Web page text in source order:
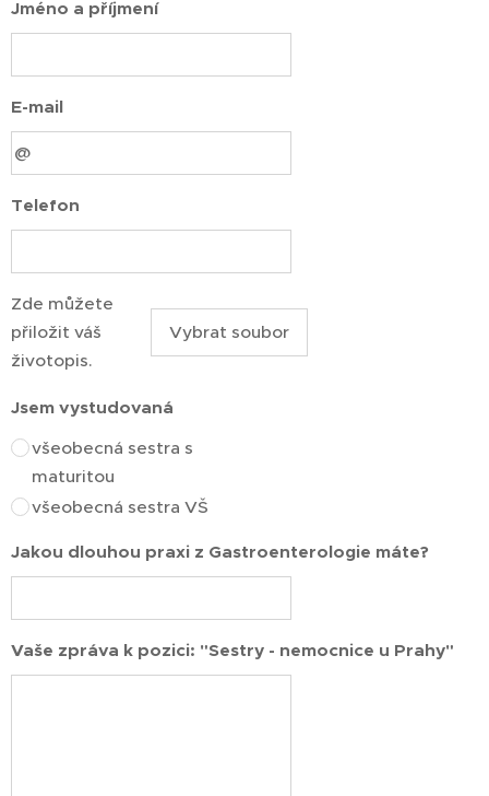
Jméno a příjmení
E-mail
Telefon
Zde můžete
přiložit váš
životopis.
Vybrat soubor
Jsem vystudovaná
všeobecná sestra s
maturitou
všeobecná sestra VŠ
Jakou dlouhou praxi z Gastroenterologie máte?
Vaše zpráva k pozici: "Sestry - nemocnice u Prahy"